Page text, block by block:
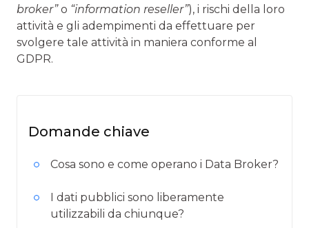
broker”o “information reseller”), i rischi della loro
attività e gli adempimenti da effettuare per
svolgere tale attività in maniera conforme al
GDPR.
Domande chiave
Cosa sono e come operano i Data Broker?
I dati pubblici sono liberamente
utilizzabili da chiunque?